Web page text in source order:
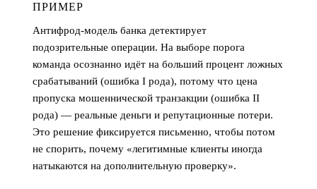
ПРИМЕР
Антифрод-модель банка детектирует
подозрительные операции. На выборе порога
команда осознанно идёт на больший процент ложных
срабатываний (ошибка I рода), потому что цена
пропуска мошеннической транзакции (ошибка II
рода) — реальные деньги и репутационные потери.
Это решение фиксируется письменно, чтобы потом
не спорить, почему «легитимные клиенты иногда
натыкаются на дополнительную проверку».